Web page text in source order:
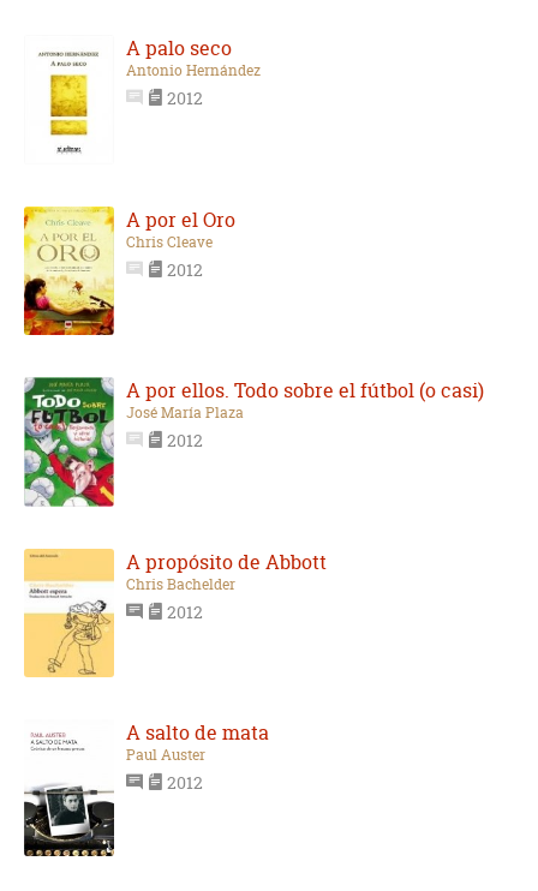
A palo seco
Antonio Hernández
2012
A por el Oro
Chris Cleave
2012
A por ellos. Todo sobre el fútbol (o casi)
José María Plaza
2012
A propósito de Abbott
Chris Bachelder
2012
A salto de mata
Paul Auster
2012